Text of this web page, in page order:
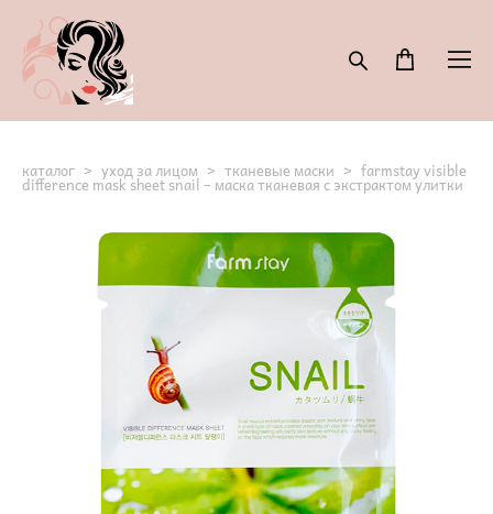
каталог > уход за лицом > тканевые маски > farmstay visible
difference mask sheet snail – маска тканевая с экстрактом улитки